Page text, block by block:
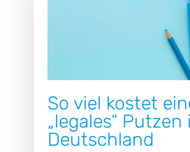
So viel kostet
„legales“ Putzen
Deutschland